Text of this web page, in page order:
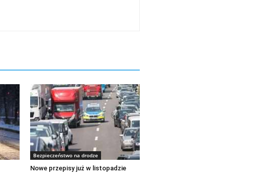
Bezpieczeństwo na drodze
Nowe przepisy już w listopadzie